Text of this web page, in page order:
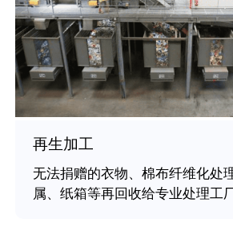
再生加工
无法捐赠的衣物、棉布纤维化处
属、纸箱等再回收给专业处理工